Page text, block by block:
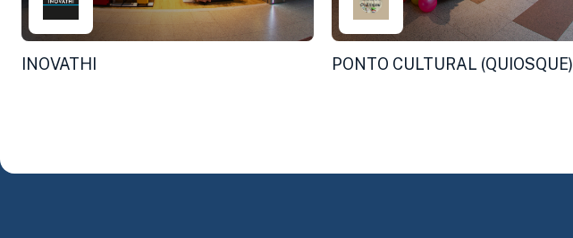
INOVATHI PONTO CULTURAL (QUIOSQUE)